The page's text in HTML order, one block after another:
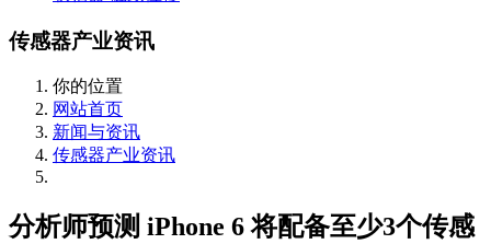
传感器产业资讯
你的位置
网站首页
新闻与资讯
传感器产业资讯
分析师预测 iPhone 6 将配备至少3个传感